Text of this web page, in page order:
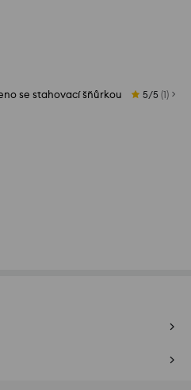
se stahovací šňůrkou
5/5 (1)